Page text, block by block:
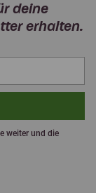
deine
erhalten.
weiter und die